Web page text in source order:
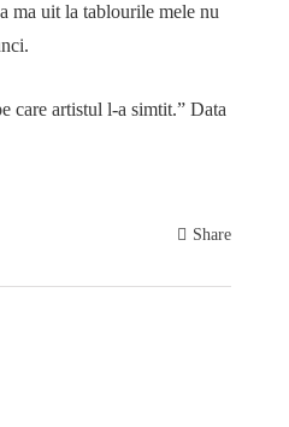
ma uit la tablourile mele nu
care artistul l-a simtit.” Data
Share